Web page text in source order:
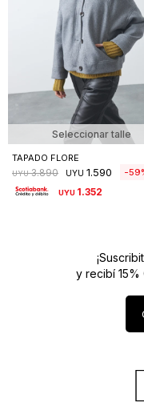
Seleccionar talle
TAPADO FLORE
UYU 3.890 UYU 1.590 59
UYU 1.352
y recibí 15%